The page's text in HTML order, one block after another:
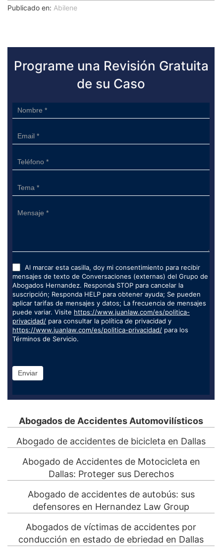
Publicado en: Abilene
Programe una Revisión Gratuita
de su Caso
Sidebar
Form
Al marcar esta casilla, doy mi consentimiento para recibir
mensajes de texto de Conversaciones (externas) del Grupo de
Abogados Hernandez. Responda STOP para cancelar la
suscripción; Responda HELP para obtener ayuda; Se pueden
aplicar tarifas de mensajes y datos; La frecuencia de mensajes
puede variar. Visite https://www.juanlaw.com/es/politica-
privacidad/ para consultar la política de privacidad y
https://www.juanlaw.com/es/politica-privacidad/ para los
Términos de Servicio.
Enviar
Abogados de Accidentes Automovilísticos
Abogado de accidentes de bicicleta en Dallas
Abogado de Accidentes de Motocicleta en
Dallas: Proteger sus Derechos
Abogado de accidentes de autobús: sus
defensores en Hernandez Law Group
Abogados de víctimas de accidentes por
conducción en estado de ebriedad en Dallas